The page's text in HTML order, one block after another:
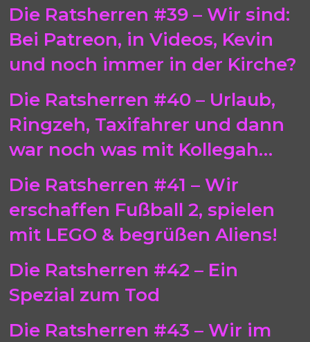
Die Ratsherren #39 – Wir sind:
Bei Patreon, in Videos, Kevin
und noch immer in der Kirche?
Die Ratsherren #40 – Urlaub,
Ringzeh, Taxifahrer und dann
war noch was mit Kollegah…
Die Ratsherren #41 – Wir
erschaffen Fußball 2, spielen
mit LEGO & begrüßen Aliens!
Die Ratsherren #42 – Ein
Spezial zum Tod
Die Ratsherren #43 – Wir im